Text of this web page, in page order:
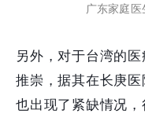
广东家庭
另外，对于台湾的
推崇，据其在长庚
也出现了紧缺情况